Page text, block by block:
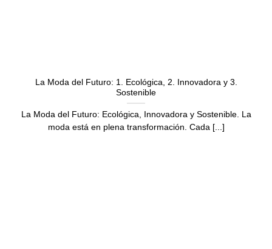
La Moda del Futuro: 1. Ecológica, 2. Innovadora y 3.
Sostenible
La Moda del Futuro: Ecológica, Innovadora y Sostenible. La
moda está en plena transformación. Cada [...]